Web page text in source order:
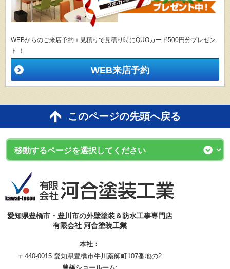
WEBからのご来店予約＋見積りで見積り時にQUOカード500円分プレゼン
ト ！
WEB来店予約
このページの先頭へ戻る
愛知県豊橋市・豊川市の外壁塗装＆防水工事専門店
有限会社 河合塗装工業
本社：
〒440-0015 愛知県豊橋市牛川薬師町107番地の2